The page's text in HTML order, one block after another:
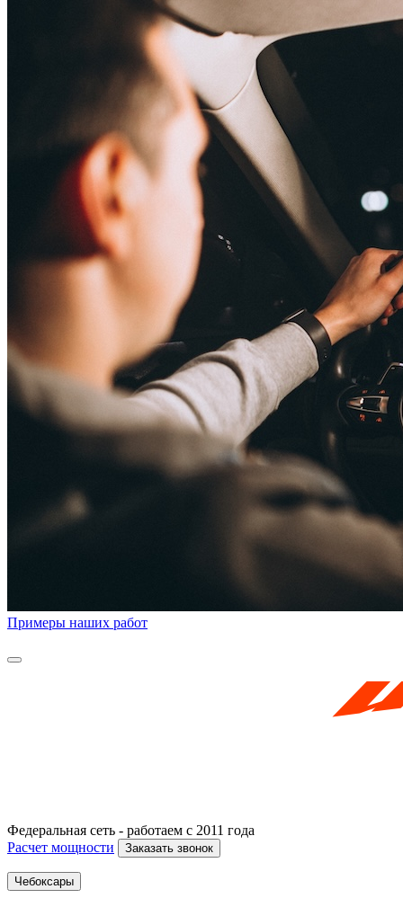
Примеры наших работ
Федеральная сеть - работаем с 2011 года
Расчет мощности
Заказать звонок
Чебоксары